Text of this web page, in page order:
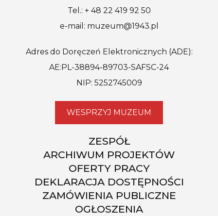
Tel.: + 48 22 419 92 50
e-mail: muzeum@1943.pl
Adres do Doręczeń Elektronicznych (ADE):
AE:PL-38894-89703-SAFSC-24
NIP: 5252745009
WESPRZYJ MUZEUM
ZESPÓŁ
ARCHIWUM PROJEKTÓW
OFERTY PRACY
DEKLARACJA DOSTĘPNOŚCI
ZAMÓWIENIA PUBLICZNE
OGŁOSZENIA